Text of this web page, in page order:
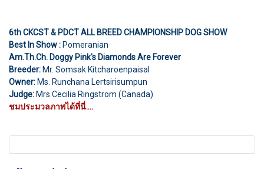
6th CKCST & PDCT ALL BREED CHAMPIONSHIP DOG SHOW
Best In Show :Pomeranian
Am.Th.Ch. Doggy Pink's Diamonds Are Forever
Breeder:Mr. Somsak Kitcharoenpaisal
Owner:Ms. Runchana Lertsirisumpun
Judge:Mrs.Cecilia Ringstrom (Canada)
ชมประมวลภาพได้ที่นี่....